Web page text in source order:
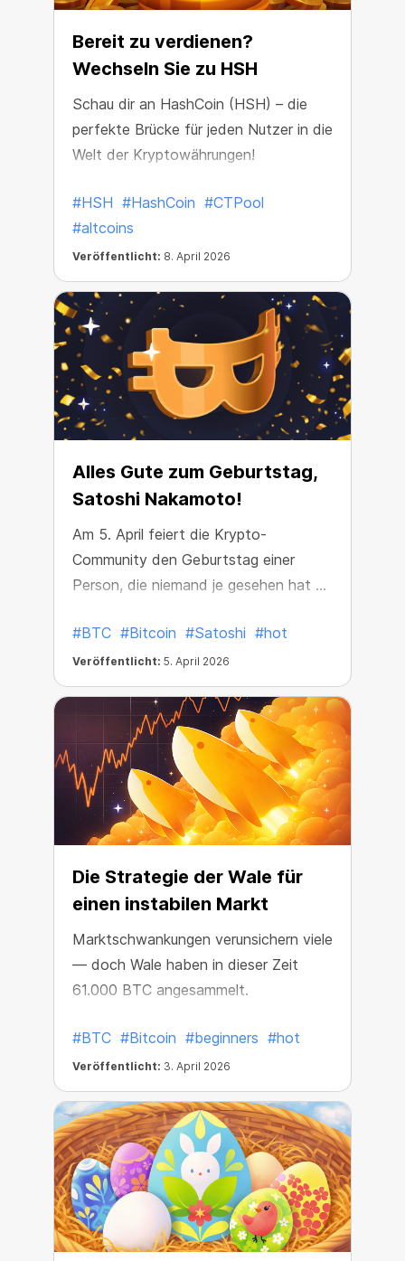
Bereit zu verdienen?
Wechseln Sie zu HSH
Schau dir an HashCoin (HSH) – die
perfekte Brücke für jeden Nutzer in die
Welt der Kryptowährungen!
#HSH #HashCoin #CTPool
#altcoins
Veröffentlicht: 8. April 2026
Alles Gute zum Geburtstag,
Satoshi Nakamoto!
Am 5. April feiert die Krypto-
Community den Geburtstag einer
Person, die niemand je gesehen hat –
verändert hat.
#BTC #Bitcoin #Satoshi #hot
Veröffentlicht: 5. April 2026
Die Strategie der Wale für
einen instabilen Markt
Marktschwankungen verunsichern viele
— doch Wale haben in dieser Zeit
61.000 BTC angesammelt.
#BTC #Bitcoin #beginners #hot
Veröffentlicht: 3. April 2026